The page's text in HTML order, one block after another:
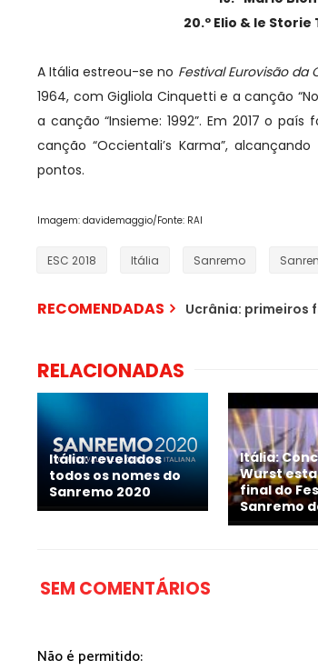
20.º Elio & le
A Itália estreou-se no Festival Eurovisão da
1964, com Gigliola Cinquetti e a canção
a canção “Insieme: 1992”. Em 2017 o
canção “Occientali’s Karma”,
pontos.
Imagem: davidemaggio/Fonte: RAI
ESC 2018 Itália Sanremo
RECOMENDADAS Ucrânia: primeiros
RELACIONADAS
Itália: revelados
todos os nomes do
Sanremo 2020
Itália:
Wurst
final do
Sanremo
SEM COMENTÁRIOS
Não é permitido: